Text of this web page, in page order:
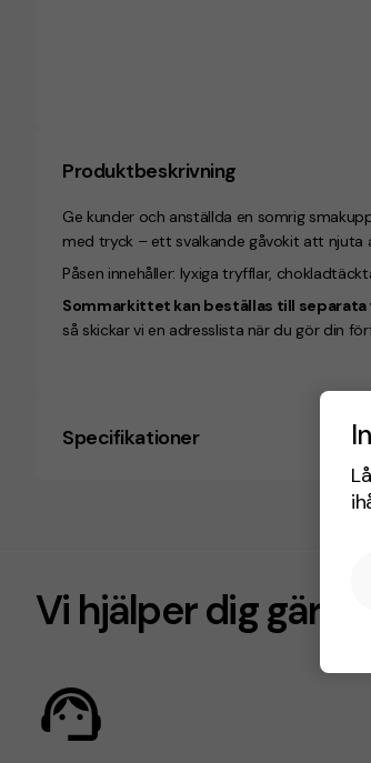
Produktbeskrivning
Ge kunder och anställda en somrig
med tryck – ett svalkande gåvokit att njuta
Påsen innehåller: lyxiga tryfflar,
Sommarkittet kan beställas till
så skickar vi en adresslista när du gör din
Specifikationer
Vi hjälper dig gärna!